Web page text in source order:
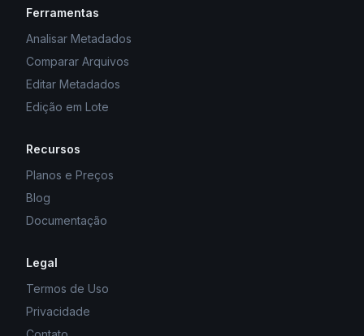
Ferramentas
Analisar Metadados
Comparar Arquivos
Editar Metadados
Edição em Lote
Recursos
Planos e Preços
Blog
Documentação
Legal
Termos de Uso
Privacidade